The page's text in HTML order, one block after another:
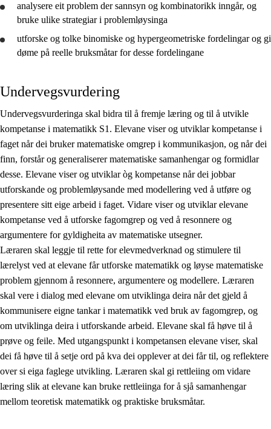
analysere eit problem der sannsyn og kombinatorikk inngår, og
bruke ulike strategiar i problemløysinga
utforske og tolke binomiske og hypergeometriske fordelingar og gi
døme på reelle bruksmåtar for desse fordelingane
Undervegsvurdering
Undervegsvurderinga skal bidra til å fremje læring og til å utvikle
kompetanse i matematikk S1. Elevane viser og utviklar kompetanse i
faget når dei bruker matematiske omgrep i kommunikasjon, og når dei
finn, forstår og generaliserer matematiske samanhengar og formidlar
desse. Elevane viser og utviklar òg kompetanse når dei jobbar
utforskande og problemløysande med modellering ved å utføre og
presentere sitt eige arbeid i faget. Vidare viser og utviklar elevane
kompetanse ved å utforske fagomgrep og ved å resonnere og
argumentere for gyldigheita av matematiske utsegner.
Læraren skal leggje til rette for elevmedverknad og stimulere til
lærelyst ved at elevane får utforske matematikk og løyse matematiske
problem gjennom å resonnere, argumentere og modellere. Læraren
skal vere i dialog med elevane om utviklinga deira når det gjeld å
kommunisere eigne tankar i matematikk ved bruk av fagomgrep, og
om utviklinga deira i utforskande arbeid. Elevane skal få høve til å
prøve og feile. Med utgangspunkt i kompetansen elevane viser, skal
dei få høve til å setje ord på kva dei opplever at dei får til, og reflektere
over si eiga faglege utvikling. Læraren skal gi rettleiing om vidare
læring slik at elevane kan bruke rettleiinga for å sjå samanhengar
mellom teoretisk matematikk og praktiske bruksmåtar.